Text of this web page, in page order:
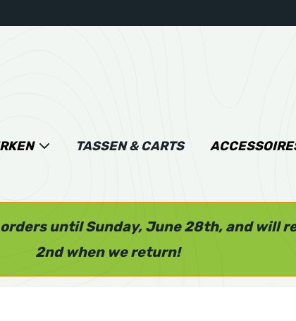
TASSEN & CARTS
until Sunday, June 28th, and will
2nd when we return!